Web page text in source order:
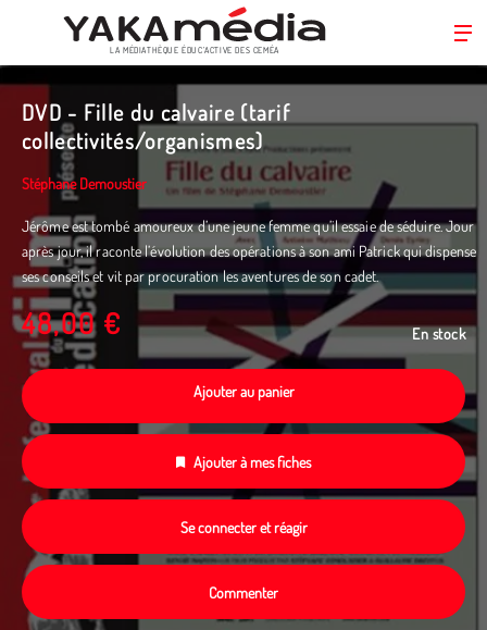
Aller
contenu
LA MÉDIATHÈQUE ÉDUC’ACTIVE DES CEMÉA
DVD - Fille du calvaire (tarif
collectivités/organismes)
Stéphane Demoustier
Jérôme est tombé amoureux d’une jeune femme qu’il essaie de séduire. Jour
après jour, il raconte l’évolution des opérations à son ami Patrick qui dispense
ses conseils et vit par procuration les aventures de son cadet.
48,00 € En stock
Ajouter au panier
Ajouter à mes fiches
Se connecter et réagir
Commenter